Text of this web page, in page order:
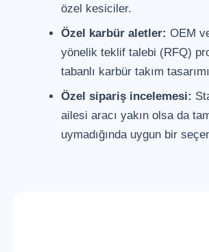
özel kesiciler.
Özel karbür aletler: OEM
yönelik teklif talebi (RFQ)
tabanlı karbür takım
Özel sipariş incelemesi:
ailesi aracı yakın olsa da
uymadığında uygun bir